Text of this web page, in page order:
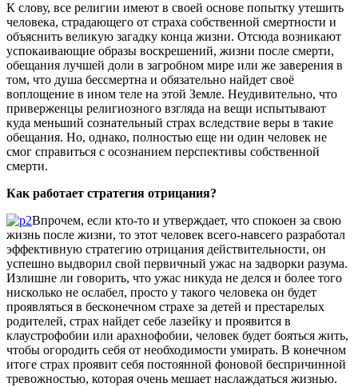
К слову, все религии имеют в своей основе попытку утешить
человека, страдающего от страха собственной смертности и
объяснить великую загадку конца жизни. Отсюда возникают
успокаивающие образы воскрешений, жизни после смерти,
обещания лучшей доли в загробном мире или же заверения в
том, что душа бессмертна и обязательно найдет своё
воплощение в ином теле на этой Земле. Неудивительно, что
приверженцы религиозного взгляда на вещи испытывают
куда меньший сознательный страх вследствие веры в такие
обещания. Но, однако, полностью еще ни один человек не
смог справиться с осознанием перспективы собственной
смерти.
Как работает стратегия отрицания?
Впрочем, если кто-то и утверждает, что спокоен за свою
жизнь после жизни, то этот человек всего-навсего разработал
эффективную стратегию отрицания действительности, он
успешно выдворил свой первичный ужас на задворки разума.
Излишне ли говорить, что ужас никуда не делся и более того
нисколько не ослабел, просто у такого человека он будет
проявляться в бесконечном страхе за детей и престарелых
родителей, страх найдет себе лазейку и проявится в
клаустрофобии или арахнофобии, человек будет бояться жить,
чтобы огородить себя от необходимости умирать. В конечном
итоге страх проявит себя постоянной фоновой беспричинной
тревожностью, которая очень мешает наслаждаться жизнью.